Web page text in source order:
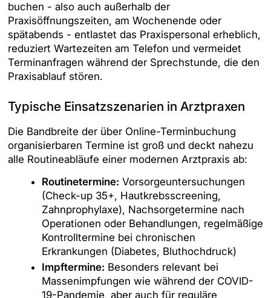
buchen - also auch außerhalb der
Praxisöffnungszeiten, am Wochenende oder
spätabends - entlastet das Praxispersonal erheblich,
reduziert Wartezeiten am Telefon und vermeidet
Terminanfragen während der Sprechstunde, die den
Praxisablauf stören.
Typische Einsatzszenarien in Arztpraxen
Die Bandbreite der über Online-Terminbuchung
organisierbaren Termine ist groß und deckt nahezu
alle Routineabläufe einer modernen Arztpraxis ab:
Routinetermine: Vorsorgeuntersuchungen
(Check-up 35+, Hautkrebsscreening,
Zahnprophylaxe), Nachsorgetermine nach
Operationen oder Behandlungen, regelmäßige
Kontrolltermine bei chronischen
Erkrankungen (Diabetes, Bluthochdruck)
Impftermine: Besonders relevant bei
Massenimpfungen wie während der COVID-
19-Pandemie, aber auch für reguläre